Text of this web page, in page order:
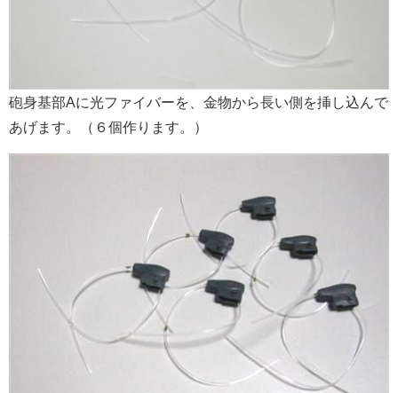
砲身基部Aに光ファイバーを、金物から長い側を挿し込んで
あげます。（６個作ります。）